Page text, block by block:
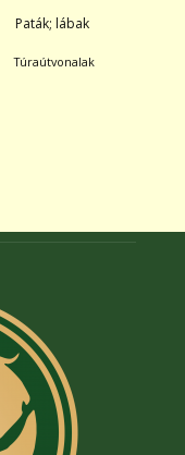
Paták; lábak
Túraútvonalak